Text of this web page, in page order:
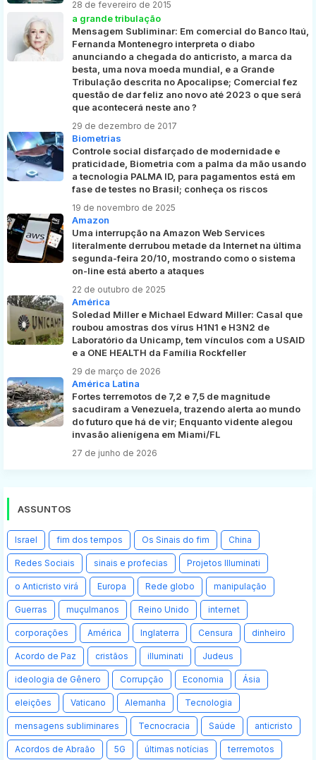
28 de fevereiro de 2015
a grande tribulação
Mensagem Subliminar: Em comercial do Banco Itaú,
Fernanda Montenegro interpreta o diabo
anunciando a chegada do anticristo, a marca da
besta, uma nova moeda mundial, e a Grande
Tribulação descrita no Apocalipse; Comercial fez
questão de dar feliz ano novo até 2023 o que será
que acontecerá neste ano ?
29 de dezembro de 2017
Biometrias
Controle social disfarçado de modernidade e
praticidade, Biometria com a palma da mão usando
a tecnologia PALMA ID, para pagamentos está em
fase de testes no Brasil; conheça os riscos
19 de novembro de 2025
Amazon
Uma interrupção na Amazon Web Services
literalmente derrubou metade da Internet na última
segunda-feira 20/10, mostrando como o sistema
on-line está aberto a ataques
22 de outubro de 2025
América
Soledad Miller e Michael Edward Miller: Casal que
roubou amostras dos vírus H1N1 e H3N2 de
Laboratório da Unicamp, tem vínculos com a USAID
e a ONE HEALTH da Família Rockfeller
29 de março de 2026
América Latina
Fortes terremotos de 7,2 e 7,5 de magnitude
sacudiram a Venezuela, trazendo alerta ao mundo
do futuro que há de vir; Enquanto vidente alegou
invasão alienígena em Miami/FL
27 de junho de 2026
ASSUNTOS
Israel fim dos tempos Os Sinais do fim China
Redes Sociais sinais e profecias Projetos Illuminati
o Anticristo virá Europa Rede globo manipulação
Guerras muçulmanos Reino Unido internet
corporações América Inglaterra Censura dinheiro
Acordo de Paz cristãos illuminati Judeus
ideologia de Gênero Corrupção Economia Ásia
eleições Vaticano Alemanha Tecnologia
mensagens subliminares Tecnocracia Saúde anticristo
Acordos de Abraão 5G últimas notícias terremotos